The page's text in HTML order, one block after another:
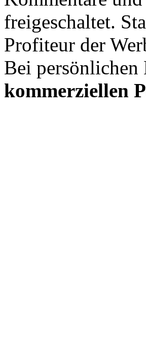
freigeschaltet.
Profiteur der
Bei
kommerziellen